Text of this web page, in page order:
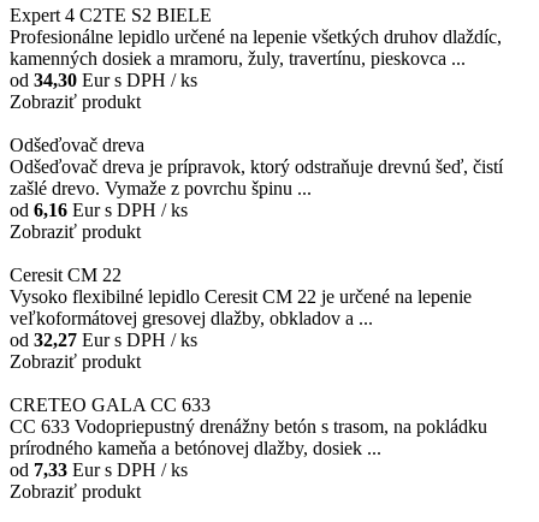
Expert 4 C2TE S2 BIELE
Profesionálne lepidlo určené na lepenie všetkých druhov dlaždíc,
kamenných dosiek a mramoru, žuly, travertínu, pieskovca ...
od 34,30 Eurs DPH / ks
Zobraziť produkt
Odšeďovač dreva
Odšeďovač dreva je prípravok, ktorý odstraňuje drevnú šeď, čistí
zašlé drevo. Vymaže z povrchu špinu ...
od 6,16 Eurs DPH / ks
Zobraziť produkt
Ceresit CM 22
Vysoko flexibilné lepidlo Ceresit CM 22 je určené na lepenie
veľkoformátovej gresovej dlažby, obkladov a ...
od 32,27 Eurs DPH / ks
Zobraziť produkt
CRETEO GALA CC 633
CC 633 Vodopriepustný drenážny betón s trasom, na pokládku
prírodného kameňa a betónovej dlažby, dosiek ...
od 7,33 Eurs DPH / ks
Zobraziť produkt